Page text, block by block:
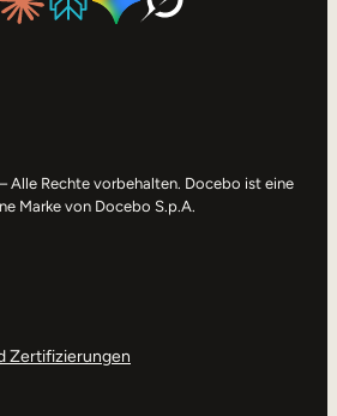
Rechte vorbehalten. Docebo ist eine
Marke von Docebo S.p.A.
Zertifizierungen